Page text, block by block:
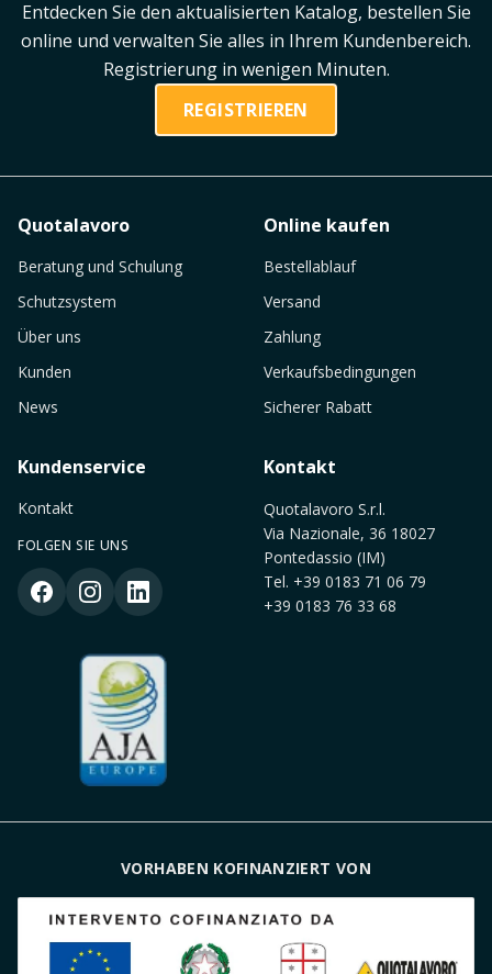
Entdecken Sie den aktualisierten Katalog, bestellen Sie
online und verwalten Sie alles in Ihrem Kundenbereich.
Registrierung in wenigen Minuten.
REGISTRIEREN
Quotalavoro
Beratung und Schulung
Schutzsystem
Über uns
Kunden
News
Online kaufen
Bestellablauf
Versand
Zahlung
Verkaufsbedingungen
Sicherer Rabatt
Kundenservice
Kontakt
FOLGEN SIE UNS
Kontakt
Quotalavoro S.r.l.
Via Nazionale, 36 18027
Pontedassio (IM)
Tel. +39 0183 71 06 79
+39 0183 76 33 68
VORHABEN KOFINANZIERT VON